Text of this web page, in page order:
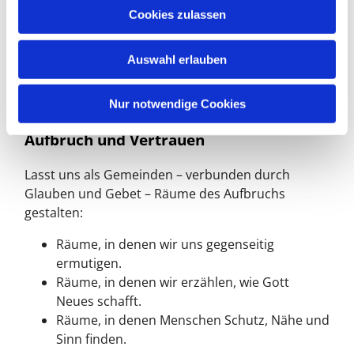
Cookies zulassen
Auswahl erlauben
Nur notwendige Cookies
schenkt Mut: Er geht mit. Er wirkt schon dort, wo
spürbar wird, wenn wir uns auf Gottes Neuanfang
einlassen. Wer in dieser Freude lebt, sieht nicht
zuerst, was fehlt, sondern was wächst.
Aufbruch und Vertrauen
Lasst uns als Gemeinden – verbunden durch
Glauben und Gebet – Räume des Aufbruchs
gestalten:
Räume, in denen wir uns gegenseitig
ermutigen.
Räume, in denen wir erzählen, wie Gott
Neues schafft.
Räume, in denen Menschen Schutz, Nähe und
Sinn finden.